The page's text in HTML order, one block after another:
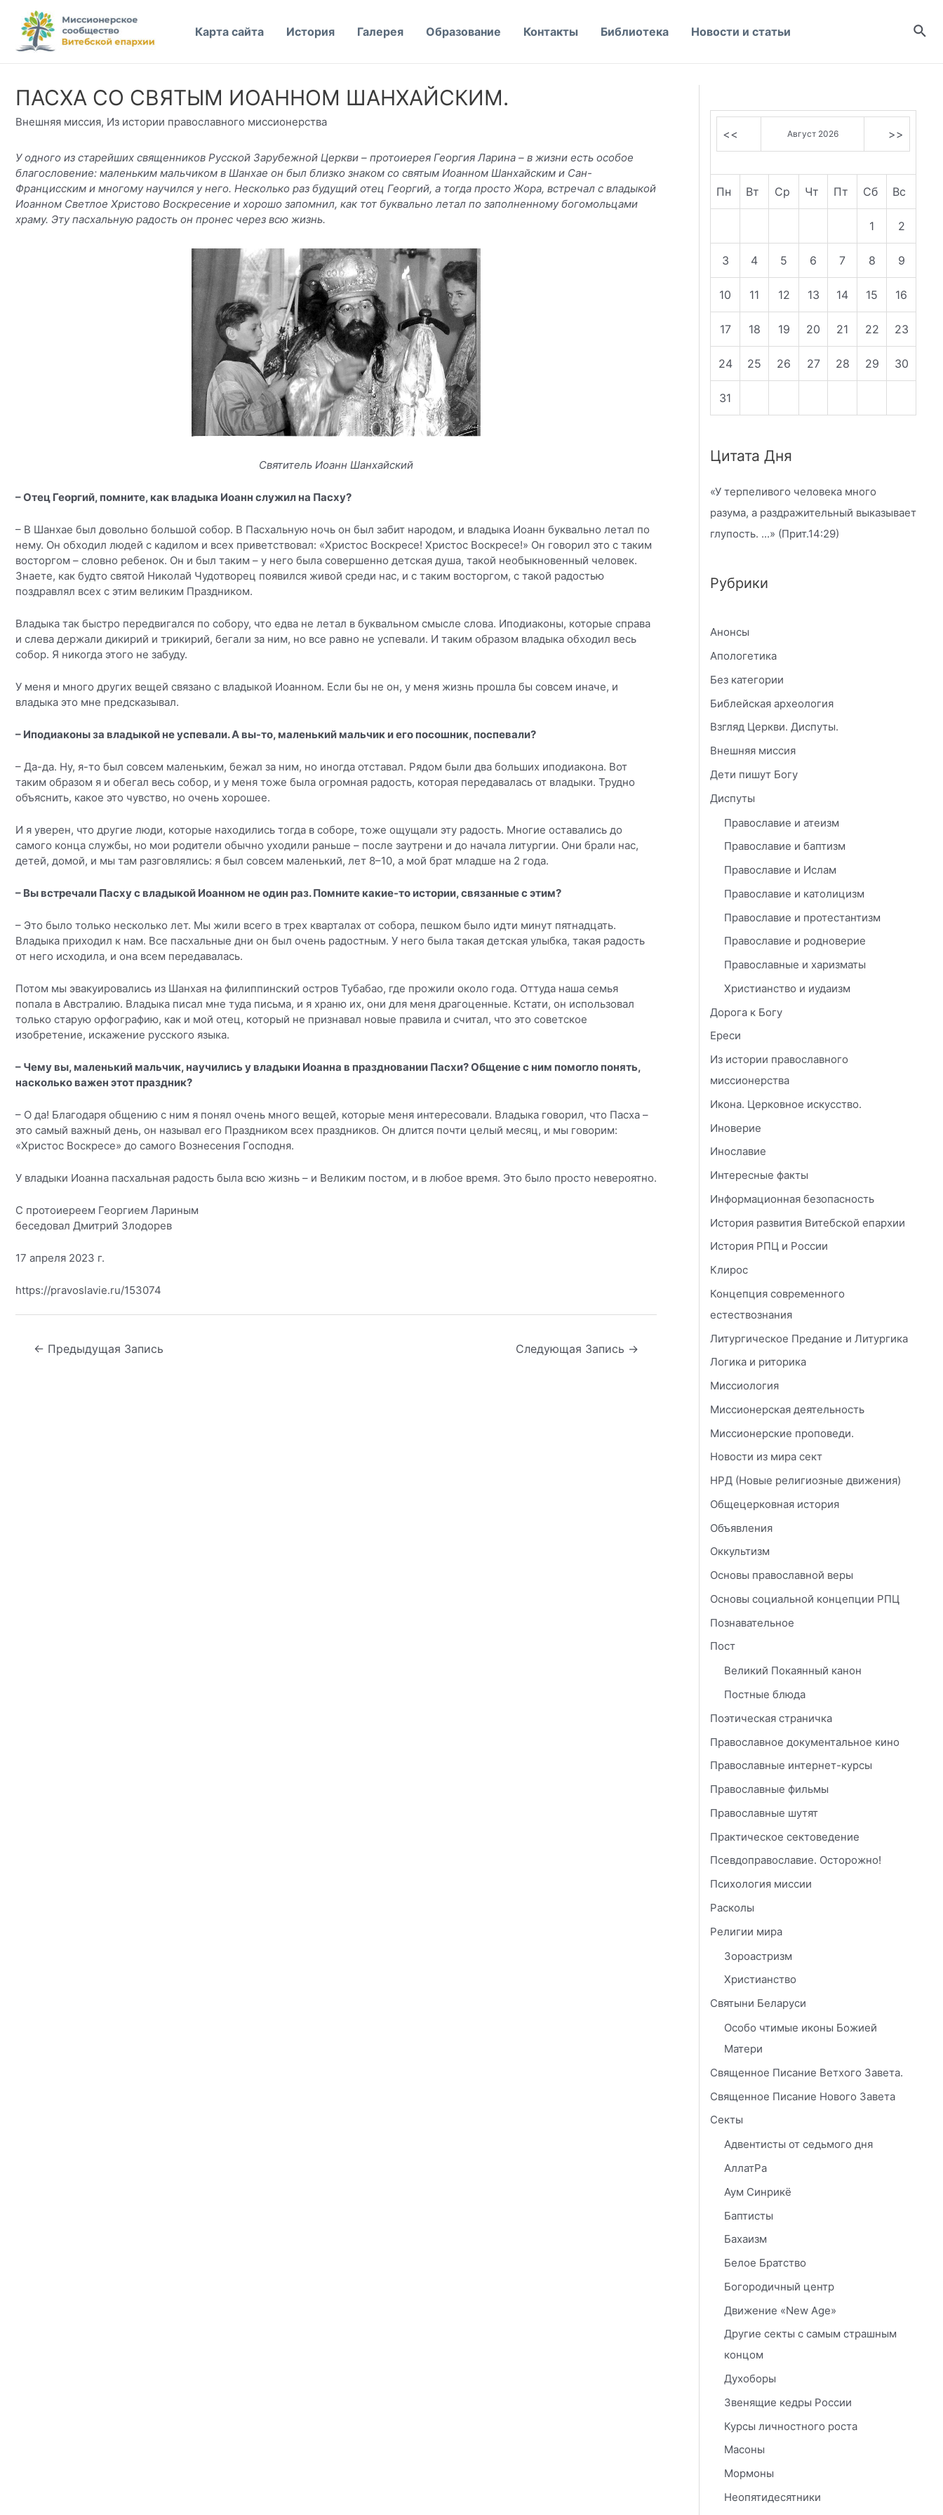
Перейти
содержимому
Карта сайта История Галерея Образование Контакты Библиотека Новости и статьи
ПАСХА СО СВЯТЫМ ИОАННОМ ШАНХАЙСКИМ.
Внешняя миссия, Из истории православного миссионерства
У одного из старейших священников Русской Зарубежной Церкви – протоиерея Георгия Ларина – в жизни есть особое
благословение: маленьким мальчиком в Шанхае он был близко знаком со святым Иоанном Шанхайским и Сан-
Францисским и многому научился у него. Несколько раз будущий отец Георгий, а тогда просто Жора, встречал с владыкой
Иоанном Светлое Христово Воскресение и хорошо запомнил, как тот буквально летал по заполненному богомольцами
храму. Эту пасхальную радость он пронес через всю жизнь.
Святитель Иоанн Шанхайский
– Отец Георгий, помните, как владыка Иоанн служил на Пасху?
– В Шанхае был довольно большой собор. В Пасхальную ночь он был забит народом, и владыка Иоанн буквально летал по
нему. Он обходил людей с кадилом и всех приветствовал: «Христос Воскресе! Христос Воскресе!» Он говорил это с таким
восторгом – словно ребенок. Он и был таким – у него была совершенно детская душа, такой необыкновенный человек.
Знаете, как будто святой Николай Чудотворец появился живой среди нас, и с таким восторгом, с такой радостью
поздравлял всех с этим великим Праздником.
Владыка так быстро передвигался по собору, что едва не летал в буквальном смысле слова. Иподиаконы, которые справа
и слева держали дикирий и трикирий, бегали за ним, но все равно не успевали. И таким образом владыка обходил весь
собор. Я никогда этого не забуду.
У меня и много других вещей связано с владыкой Иоанном. Если бы не он, у меня жизнь прошла бы совсем иначе, и
владыка это мне предсказывал.
– Иподиаконы за владыкой не успевали. А вы-то, маленький мальчик и его посошник, поспевали?
– Да-да. Ну, я-то был совсем маленьким, бежал за ним, но иногда отставал. Рядом были два больших иподиакона. Вот
таким образом я и обегал весь собор, и у меня тоже была огромная радость, которая передавалась от владыки. Трудно
объяснить, какое это чувство, но очень хорошее.
И я уверен, что другие люди, которые находились тогда в соборе, тоже ощущали эту радость. Многие оставались до
самого конца службы, но мои родители обычно уходили раньше – после заутрени и до начала литургии. Они брали нас,
детей, домой, и мы там разговлялись: я был совсем маленький, лет 8–10, а мой брат младше на 2 года.
– Вы встречали Пасху с владыкой Иоанном не один раз. Помните какие-то истории, связанные с этим?
– Это было только несколько лет. Мы жили всего в трех кварталах от собора, пешком было идти минут пятнадцать.
Владыка приходил к нам. Все пасхальные дни он был очень радостным. У него была такая детская улыбка, такая радость
от него исходила, и она всем передавалась.
Потом мы эвакуировались из Шанхая на филиппинский остров Тубабао, где прожили около года. Оттуда наша семья
попала в Австралию. Владыка писал мне туда письма, и я храню их, они для меня драгоценные. Кстати, он использовал
только старую орфографию, как и мой отец, который не признавал новые правила и считал, что это советское
изобретение, искажение русского языка.
– Чему вы, маленький мальчик, научились у владыки Иоанна в праздновании Пасхи? Общение с ним помогло понять,
насколько важен этот праздник?
– О да! Благодаря общению с ним я понял очень много вещей, которые меня интересовали. Владыка говорил, что Пасха –
это самый важный день, он называл его Праздником всех праздников. Он длится почти целый месяц, и мы говорим:
«Христос Воскресе» до самого Вознесения Господня.
У владыки Иоанна пасхальная радость была всю жизнь – и Великим постом, и в любое время. Это было просто невероятно.
С протоиереем Георгием Лариным
беседовал Дмитрий Злодорев
17 апреля 2023 г.
https://pravoslavie.ru/153074
Навигация
← Предыдущая Запись Следующая Запись →
<< Август 2026 >>
Пн Вт Ср Чт Пт Сб Вс
1 2
3 4 5 6 7 8 9
10 11 12 13 14 15 16
17 18 19 20 21 22 23
24 25 26 27 28 29 30
31
Цитата Дня
«У терпеливого человека много
разума, а раздражительный выказывает
глупость. ...» (Прит.14:29)
Рубрики
Анонсы
Апологетика
Без категории
Библейская археология
Взгляд Церкви. Диспуты.
Внешняя миссия
Дети пишут Богу
Диспуты
Православие и атеизм
Православие и баптизм
Православие и Ислам
Православие и католицизм
Православие и протестантизм
Православие и родноверие
Православные и харизматы
Христианство и иудаизм
Дорога к Богу
Ереси
Из истории православного
миссионерства
Икона. Церковное искусство.
Иноверие
Инославие
Интересные факты
Информационная безопасность
История развития Витебской епархии
История РПЦ и России
Клирос
Концепция современного
естествознания
Литургическое Предание и Литургика
Логика и риторика
Миссиология
Миссионерская деятельность
Миссионерские проповеди.
Новости из мира сект
НРД (Новые религиозные движения)
Общецерковная история
Объявления
Оккультизм
Основы православной веры
Основы социальной концепции РПЦ
Познавательное
Пост
Великий Покаянный канон
Постные блюда
Поэтическая страничка
Православное документальное кино
Православные интернет-курсы
Православные фильмы
Православные шутят
Практическое сектоведение
Псевдоправославие. Осторожно!
Психология миссии
Расколы
Религии мира
Зороастризм
Христианство
Святыни Беларуси
Особо чтимые иконы Божией
Матери
Священное Писание Ветхого Завета.
Священное Писание Нового Завета
Секты
Адвентисты от седьмого дня
АллатРа
Аум Синрикё
Баптисты
Бахаизм
Белое Братство
Богородичный центр
Движение «New Age»
Другие секты с самым страшным
концом
Духоборы
Звенящие кедры России
Курсы личностного роста
Масоны
Мормоны
Неопятидесятники